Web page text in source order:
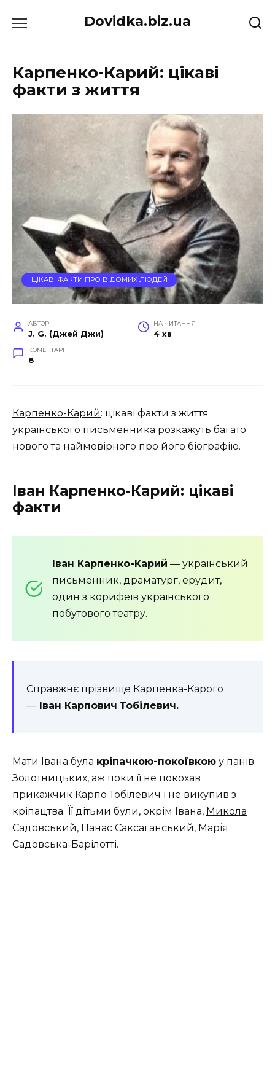
до
Dovidka.biz.ua
Карпенко-Карий: цікаві
факти з життя
ЦІКАВІ ФАКТИ ПРО ВІДОМИХ ЛЮДЕЙ
АВТОР
J. G. (Джей Джи)
НА ЧИТАННЯ
4 хв
КОМЕНТАРІ
8
Карпенко-Карий: цікаві факти з життя
українського письменника розкажуть багато
нового та наймовірного про його біографію.
Іван Карпенко-Карий: цікаві
факти
Іван Карпенко-Карий — український
письменник, драматург, ерудит,
один з корифеїв українського
побутового театру.
Справжнє прізвище Карпенка-Карого
— Іван Карпович Тобілевич.
Мати Івана була кріпачкою-покоївкою у панів
Золотницьких, аж поки її не покохав
прикажчик Карпо Тобілевич і не викупив з
кріпацтва. Її дітьми були, окрім Івана, Микола
Садовський, Панас Саксаганський, Марія
Садовська-Барілотті.